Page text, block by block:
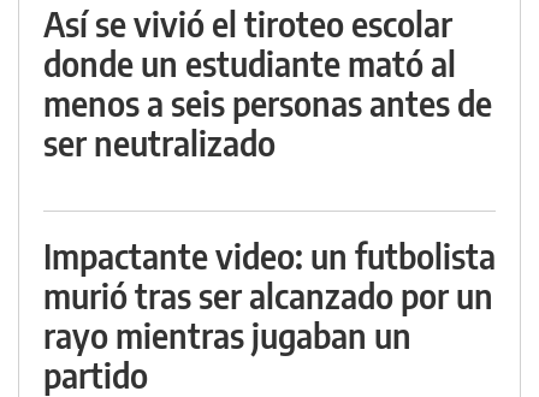
Así se vivió el tiroteo escolar
donde un estudiante mató al
menos a seis personas antes de
ser neutralizado
Impactante video: un futbolista
murió tras ser alcanzado por un
rayo mientras jugaban un
partido